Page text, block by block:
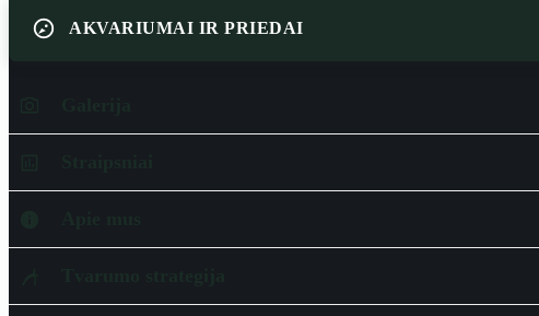
AKVARIUMAI IR PRIEDAI